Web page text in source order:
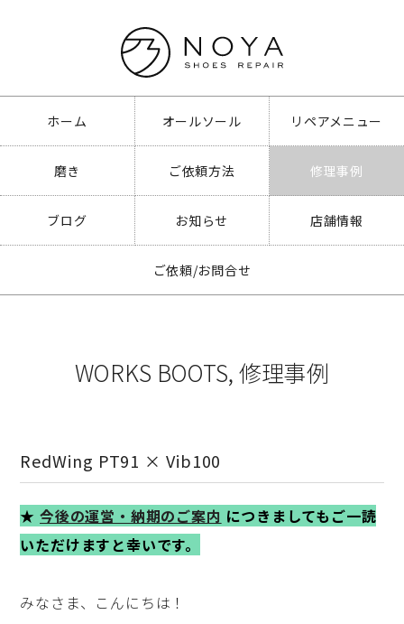
ホーム オールソール リペアメニュー
磨き ご依頼方法 修理事例
ブログ お知らせ 店舗情報
ご依頼/お問合せ
WORKS BOOTS,修理事例
RedWing PT91 × Vib100
★今後の運営・納期のご案内 につきましてもご一読
いただけますと幸いです。
みなさま、こんにちは！